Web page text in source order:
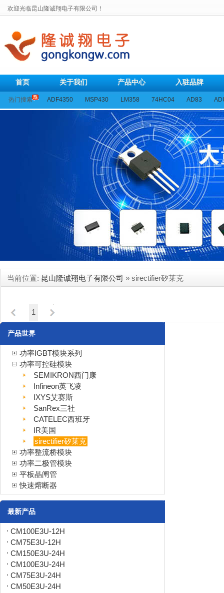
欢迎光临昆山隆诚翔电子有限公司！
首页 关于我们 产品中心 入驻品牌
热门搜索 ADF4350 MSP430 LM358 74HC04 AD83
当前位置: 昆山隆诚翔电子有限公司 » sirectifier矽莱克
暂时还没有产品...
1
产品世界
功率IGBT模块系列
功率可控硅模块
SEMIKRON西门康
Infineon英飞凌
IXYS艾赛斯
SanRex三社
CATELEC西班牙
IR美国
sirectifier矽莱克
功率整流桥模块
功率二极管模块
平板晶闸管
快速熔断器
最新产品
CM100E3U-12H
CM75E3U-12H
CM150E3U-24H
CM100E3U-24H
CM75E3U-24H
CM50E3U-24H